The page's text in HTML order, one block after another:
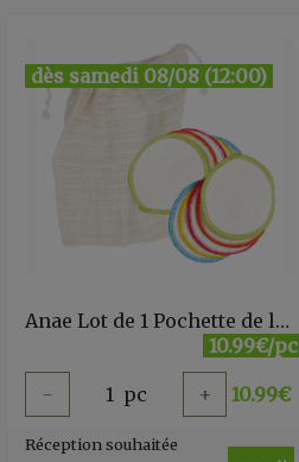
dès samedi 08/08 (12:00)
Anae Lot de 1 Pochette de lavage + 10 disques maquillage
10.99€/pc
- 1 pc + 10.99€
Réception souhaitée